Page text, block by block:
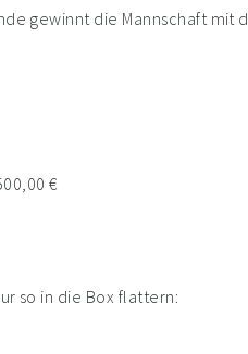
gewinnt die Mannschaft mit
€
so in die Box flattern: